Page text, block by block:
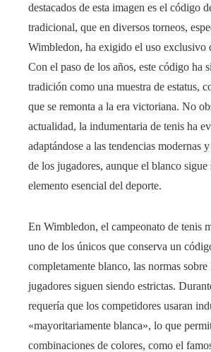
destacados de esta imagen es el código
tradicional, que en diversos torneos,
Wimbledon, ha exigido el uso exclusivo
Con el paso de los años, este código ha
tradición como una muestra de estatus,
que se remonta a la era victoriana. No
actualidad, la indumentaria de tenis ha
adaptándose a las tendencias modernas
de los jugadores, aunque el blanco sigue
elemento esencial del deporte.
En Wimbledon, el campeonato de tenis
uno de los únicos que conserva un
completamente blanco, las normas
jugadores siguen siendo estrictas.
requería que los competidores usaran
«mayoritariamente blanca», lo que
combinaciones de colores, como el